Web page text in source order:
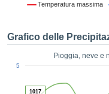
Temperatura massima
Grafico delle
Pioggia, neve e
5
1017